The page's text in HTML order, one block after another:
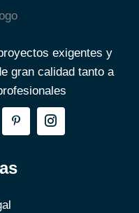
exigentes y
gran calidad tanto a